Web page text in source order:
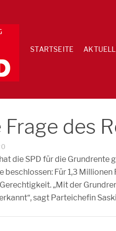
STARTSEITE
Frage des
die SPD für die Grundrente
beschlossen: Für 1,3
„Mit der
sagt Parteichefin